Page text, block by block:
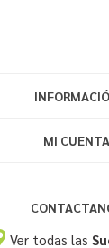
MI CUENTA
Ver todas las